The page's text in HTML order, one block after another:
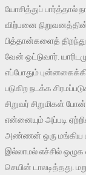
யோசித்துப் பார்த்தால்
விற்பனை
பித்தான்களைத்
வேன் ஒட்டுவார்.
எப்போதும்
படுகிற நடக்க
சிறுவர் சிறுமிகள்
என்னையும் அப்படி
அண்ணன் ஒரு மங்கிய
இல்லாமல் எச்சில் ஒழுக
செயின் டாலடித்தது.